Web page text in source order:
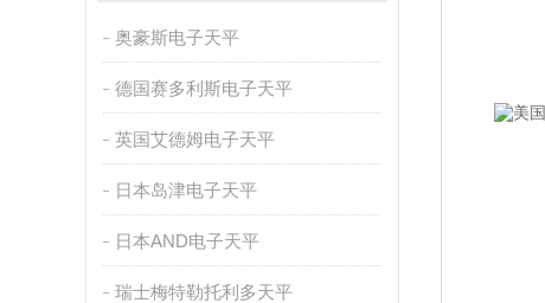
奥豪斯电子天平
德国赛多利斯电子天平
英国艾德姆电子天平
日本岛津电子天平
日本AND电子天平
瑞士梅特勒托利多天平